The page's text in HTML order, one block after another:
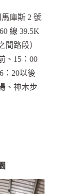
庫斯 2 號
線 39.5K
間路段）
、15：00
：20以後
、神木步